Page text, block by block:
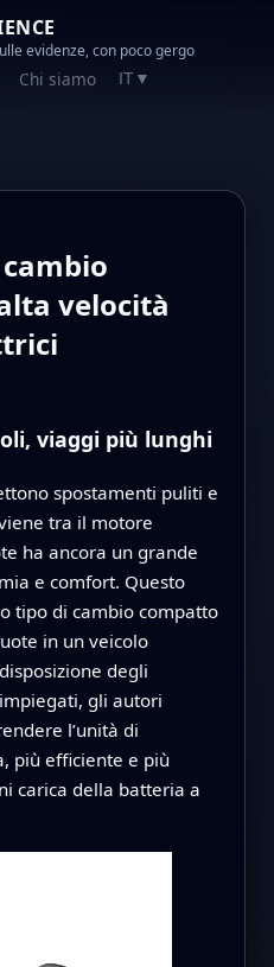
evidenze, con poco gergo
Chi siamo IT ▼
velocità
viaggi più lunghi
spostamenti puliti e
tra il motore
ha ancora un grande
e comfort. Questo
tipo di cambio compatto
in un veicolo
degli
gli autori
l’unità di
più efficiente e più
carica della batteria a